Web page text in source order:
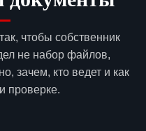
чтобы собственник
не набор файлов,
зачем, кто ведет и как
проверке.